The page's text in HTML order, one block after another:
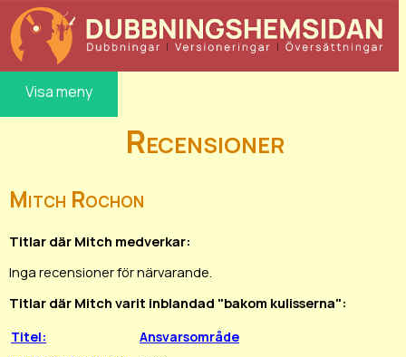
Visa meny
Recensioner
Mitch Rochon
Titlar där Mitch medverkar:
Inga recensioner för närvarande.
Titlar där Mitch varit inblandad "bakom kulisserna":
Titel:
Ansvarsområde